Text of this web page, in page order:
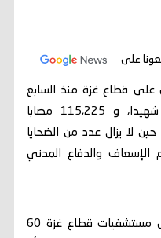
على
على قطاع غزة منذ السابع
من أكتوبر 2023، إلى 50,669 شهيدا، و 115,225 مصابا
لا يزال عدد من الضحايا
الإسعاف والدفاع المدني
وذكرت مصادر طبية، بانه وصل إلى مستشفيات قطاع غزة 60